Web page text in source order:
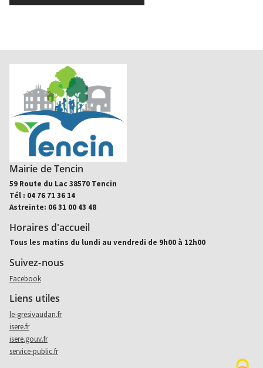
Mairie de Tencin
59 Route du Lac 38570 Tencin
Tél : 04 76 71 36 14
Astreinte: 06 31 00 43 48
Horaires d'accueil
Tous les matins du lundi au vendredi de 9h00 à 12h00
Suivez-nous
Aller sur facebook (nouvel onglet)
Facebook
Liens utiles
le-gresivaudan.fr
isere.fr
isere.gouv.fr
service-public.fr